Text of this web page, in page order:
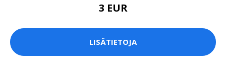
3 EUR
LISÄTIETOJA